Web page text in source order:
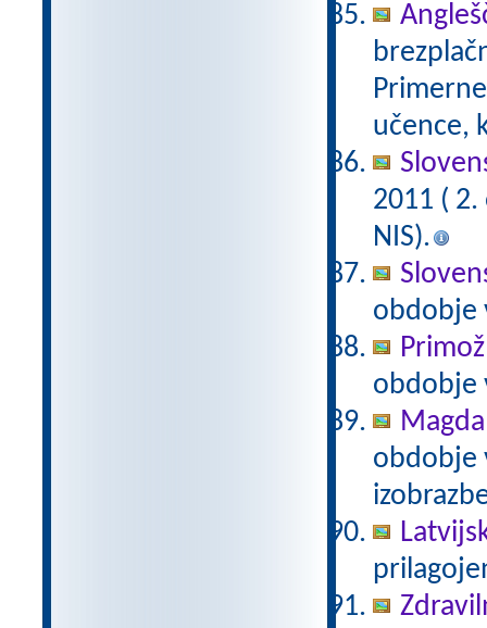
učence,
2011 (
NIS).
obdobje
obdobje
obdobje